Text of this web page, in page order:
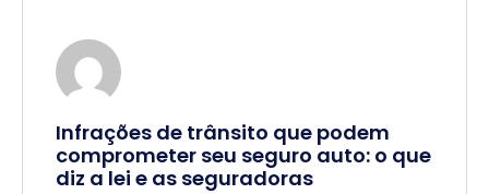
Infrações de trânsito que podem
comprometer seu seguro auto: o que
diz a lei e as seguradoras